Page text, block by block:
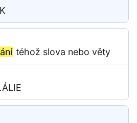
téhož slova nebo věty